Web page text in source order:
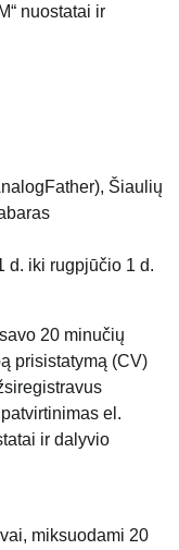
nuostatai ir
Šiaulių
d. iki rugpjūčio 1 d.
20 minučių
prisistatymą (CV)
el.
ir dalyvio
miksuodami 20